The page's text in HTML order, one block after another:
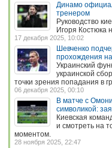
Динамо
тренером
Руководство
Игоря Костюка
17 декабря 2025, 10:02
Шевченко
прохождения
Украинский
украинской
точки зрения попадания в
06 декабря 2025, 00:10
В матче с
символикой:
Киевская
и смотреть на
моментом.
28 ноября 2025, 22:47